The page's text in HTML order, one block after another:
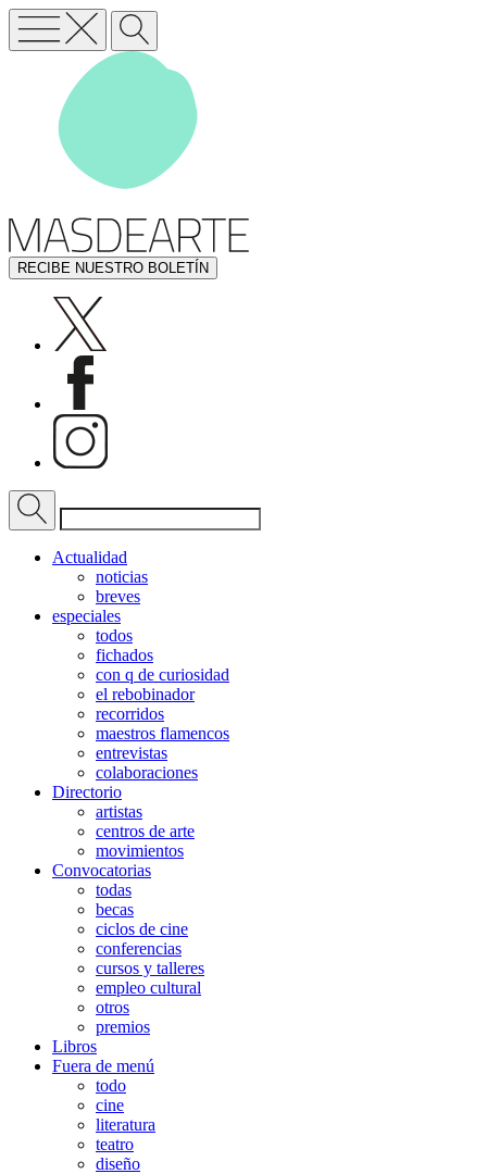
RECIBE NUESTRO BOLETÍN
Actualidad
noticias
breves
especiales
todos
fichados
con q de curiosidad
el rebobinador
recorridos
maestros flamencos
entrevistas
colaboraciones
Directorio
artistas
centros de arte
movimientos
Convocatorias
todas
becas
ciclos de cine
conferencias
cursos y talleres
empleo cultural
otros
premios
Libros
Fuera de menú
todo
cine
literatura
teatro
diseño